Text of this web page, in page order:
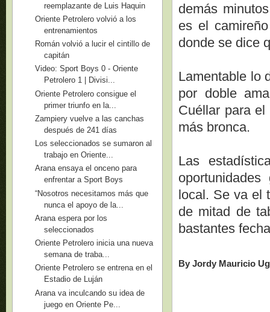
demás
es el
donde se dice
Lamentable lo
por doble
Cuéllar para
más bronca.
Las
local. Se va el
de mitad de
bastantes
By Jordy Mauricio
reemplazante de Luis Haquin
Oriente Petrolero volvió a los
entrenamientos
Román volvió a lucir el cintillo de
capitán
Video: Sport Boys 0 - Oriente
Petrolero 1 | Divisi...
Oriente Petrolero consigue el
primer triunfo en la...
Zampiery vuelve a las canchas
después de 241 días
Los seleccionados se sumaron al
trabajo en Oriente...
Arana ensaya el onceno para
enfrentar a Sport Boys
“Nosotros necesitamos más que
nunca el apoyo de la...
Arana espera por los
seleccionados
Oriente Petrolero inicia una nueva
semana de traba...
Oriente Petrolero se entrena en el
Estadio de Luján
Arana va inculcando su idea de
juego en Oriente Pe...